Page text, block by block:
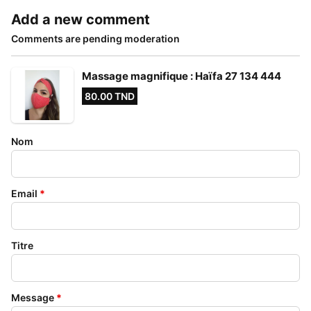
Add a new comment
Comments are pending moderation
Massage magnifique : Haïfa 27 134 444
80.00 TND
Nom
Email *
Titre
Message *